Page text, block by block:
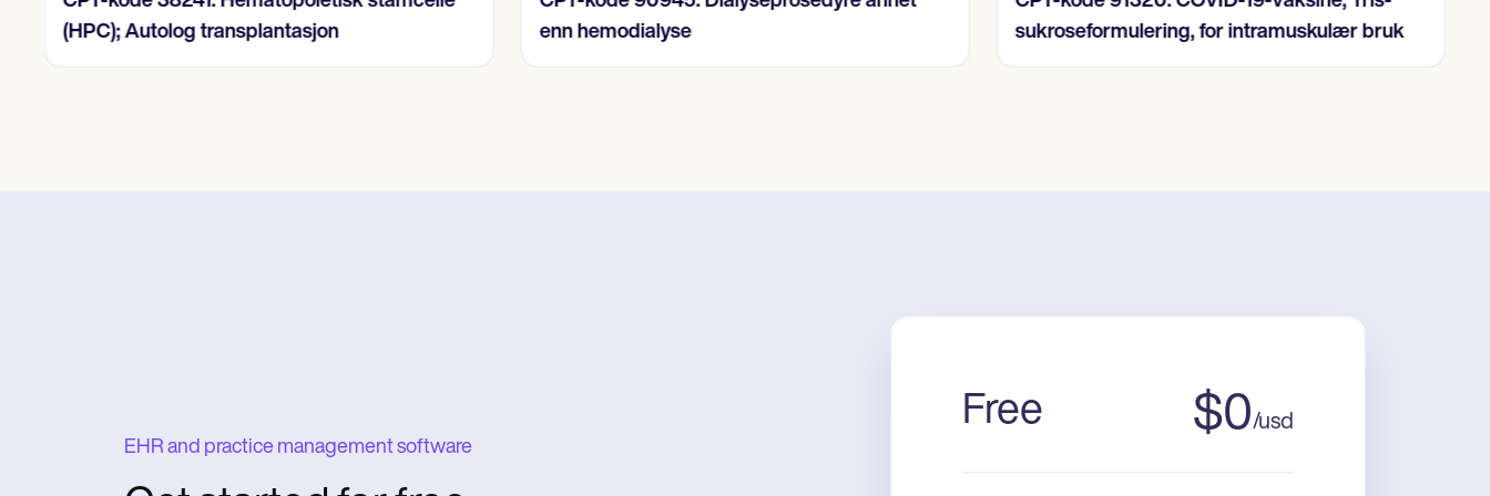
(HPC); Autolog transplantasjon
enn hemodialyse
sukroseformulering, for intramuskulær bruk
EHR and practice management software
Free $0/usd